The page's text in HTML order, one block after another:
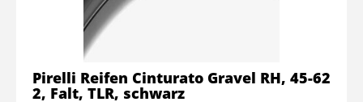
Pirelli Reifen Cinturato Gravel RH, 45-62
2, Falt, TLR, schwarz